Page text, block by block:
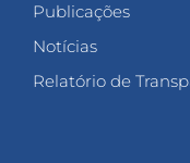
Publicações
Notícias
Relatório de